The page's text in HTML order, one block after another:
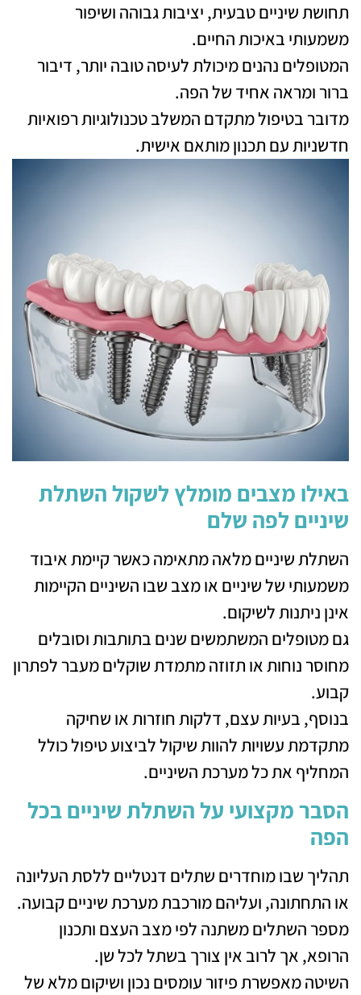
תחושת שיניים טבעית, יציבות גבוהה ושיפור
משמעותי באיכות החיים.
המטופלים נהנים מיכולת לעיסה טובה יותר, דיבור
ברור ומראה אחיד של הפה.
מדובר בטיפול מתקדם המשלב טכנולוגיות רפואיות
חדשניות עם תכנון מותאם אישית.
באילו מצבים מומלץ לשקול השתלת
שיניים לפה שלם
השתלת שיניים מלאה מתאימה כאשר קיימת איבוד
משמעותי של שיניים או מצב שבו השיניים הקיימות
אינן ניתנות לשיקום.
גם מטופלים המשתמשים שנים בתותבות וסובלים
מחוסר נוחות או תזוזה מתמדת שוקלים מעבר לפתרון
קבוע.
בנוסף, בעיות עצם, דלקות חוזרות או שחיקה
מתקדמת עשויות להוות שיקול לביצוע טיפול כולל
המחליף את כל מערכת השיניים.
הסבר מקצועי על השתלת שיניים בכל
הפה
תהליך שבו מוחדרים שתלים דנטליים ללסת העליונה
או התחתונה, ועליהם מורכבת מערכת שיניים קבועה.
מספר השתלים משתנה לפי מצב העצם ותכנון
הרופא, אך לרוב אין צורך בשתל לכל שן.
השיטה מאפשרת פיזור עומסים נכון ושיקום מלא של